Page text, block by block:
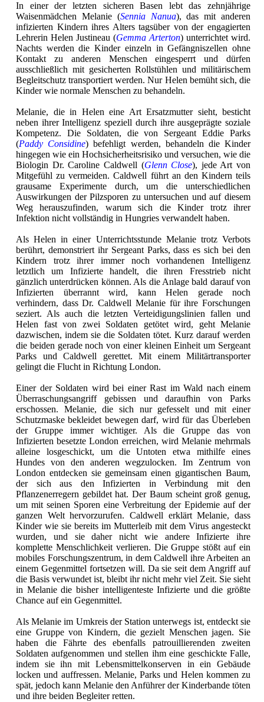
In einer der letzten sicheren Basen lebt das zehnjährige
Waisenmädchen Melanie (Sennia Nanua), das mit anderen
infizierten Kindern ihres Alters tagsüber von der engagierten
Lehrerin Helen Justineau (Gemma Arterton) unterrichtet wird.
Nachts werden die Kinder einzeln in Gefängniszellen ohne
Kontakt zu anderen Menschen eingesperrt und dürfen
ausschließlich mit gesicherten Rollstühlen und militärischem
Begleitschutz transportiert werden. Nur Helen bemüht sich, die
Kinder wie normale Menschen zu behandeln.
Melanie, die in Helen eine Art Ersatzmutter sieht, besticht
neben ihrer Intelligenz speziell durch ihre ausgeprägte soziale
Kompetenz. Die Soldaten, die von Sergeant Eddie Parks
(Paddy Considine) befehligt werden, behandeln die Kinder
hingegen wie ein Hochsicherheitsrisiko und versuchen, wie die
Biologin Dr. Caroline Caldwell (Glenn Close), jede Art von
Mitgefühl zu vermeiden. Caldwell führt an den Kindern teils
grausame Experimente durch, um die unterschiedlichen
Auswirkungen der Pilzsporen zu untersuchen und auf diesem
Weg herauszufinden, warum sich die Kinder trotz ihrer
Infektion nicht vollständig in Hungries verwandelt haben.
Als Helen in einer Unterrichtsstunde Melanie trotz Verbots
berührt, demonstriert ihr Sergeant Parks, dass es sich bei den
Kindern trotz ihrer immer noch vorhandenen Intelligenz
letztlich um Infizierte handelt, die ihren Fresstrieb nicht
gänzlich unterdrücken können. Als die Anlage bald darauf von
Infizierten überrannt wird, kann Helen gerade noch
verhindern, dass Dr. Caldwell Melanie für ihre Forschungen
seziert. Als auch die letzten Verteidigungslinien fallen und
Helen fast von zwei Soldaten getötet wird, geht Melanie
dazwischen, indem sie die Soldaten tötet. Kurz darauf werden
die beiden gerade noch von einer kleinen Einheit um Sergeant
Parks und Caldwell gerettet. Mit einem Militärtransporter
gelingt die Flucht in Richtung London.
Einer der Soldaten wird bei einer Rast im Wald nach einem
Überraschungsangriff gebissen und daraufhin von Parks
erschossen. Melanie, die sich nur gefesselt und mit einer
Schutzmaske bekleidet bewegen darf, wird für das Überleben
der Gruppe immer wichtiger. Als die Gruppe das von
Infizierten besetzte London erreichen, wird Melanie mehrmals
alleine losgeschickt, um die Untoten etwa mithilfe eines
Hundes von den anderen wegzulocken. Im Zentrum von
London entdecken sie gemeinsam einen gigantischen Baum,
der sich aus den Infizierten in Verbindung mit den
Pflanzenerregern gebildet hat. Der Baum scheint groß genug,
um mit seinen Sporen eine Verbreitung der Epidemie auf der
ganzen Welt hervorzurufen. Caldwell erklärt Melanie, dass
Kinder wie sie bereits im Mutterleib mit dem Virus angesteckt
wurden, und sie daher nicht wie andere Infizierte ihre
komplette Menschlichkeit verlieren. Die Gruppe stößt auf ein
mobiles Forschungszentrum, in dem Caldwell ihre Arbeiten an
einem Gegenmittel fortsetzen will. Da sie seit dem Angriff auf
die Basis verwundet ist, bleibt ihr nicht mehr viel Zeit. Sie sieht
in Melanie die bisher intelligenteste Infizierte und die größte
Chance auf ein Gegenmittel.
Als Melanie im Umkreis der Station unterwegs ist, entdeckt sie
eine Gruppe von Kindern, die gezielt Menschen jagen. Sie
haben die Fährte des ebenfalls patrouillierenden zweiten
Soldaten aufgenommen und stellen ihm eine geschickte Falle,
indem sie ihn mit Lebensmittelkonserven in ein Gebäude
locken und auffressen. Melanie, Parks und Helen kommen zu
spät, jedoch kann Melanie den Anführer der Kinderbande töten
und ihre beiden Begleiter retten.